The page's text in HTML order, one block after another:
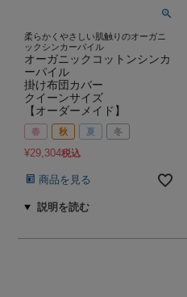
柔らかくやさしい肌触りのオーガニ
ックシンカーパイル
オーガニックコットンシンカ
ーパイル
掛け布団カバー
クイーンサイズ
【オーダーメイド】
春 秋 夏 冬
¥29,304税込
商品を見る